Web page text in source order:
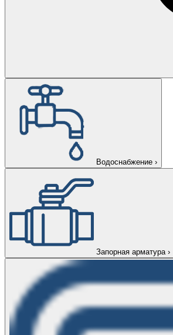
Водоснабжение ›
Запорная арматура ›